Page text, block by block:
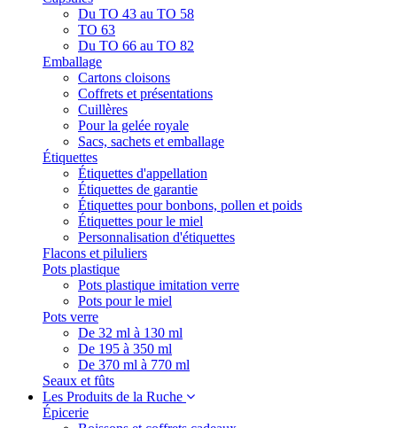
Du TO 43 au TO 58
TO 63
Du TO 66 au TO 82
Emballage
Cartons cloisons
Coffrets et présentations
Cuillères
Pour la gelée royale
Sacs, sachets et emballage
Étiquettes
Étiquettes d'appellation
Étiquettes de garantie
Étiquettes pour bonbons, pollen et poids
Étiquettes pour le miel
Personnalisation d'étiquettes
Flacons et piluliers
Pots plastique
Pots plastique imitation verre
Pots pour le miel
Pots verre
De 32 ml à 130 ml
De 195 à 350 ml
De 370 ml à 770 ml
Seaux et fûts
Les Produits de la Ruche
Épicerie